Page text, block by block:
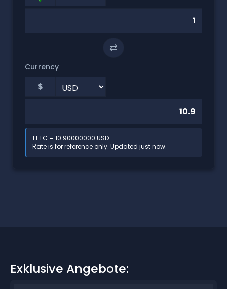
⇄
Currency
$
1 ETC = 10.90000000 USD
Rate is for reference only. Updated just now.
Exklusive Angebote: